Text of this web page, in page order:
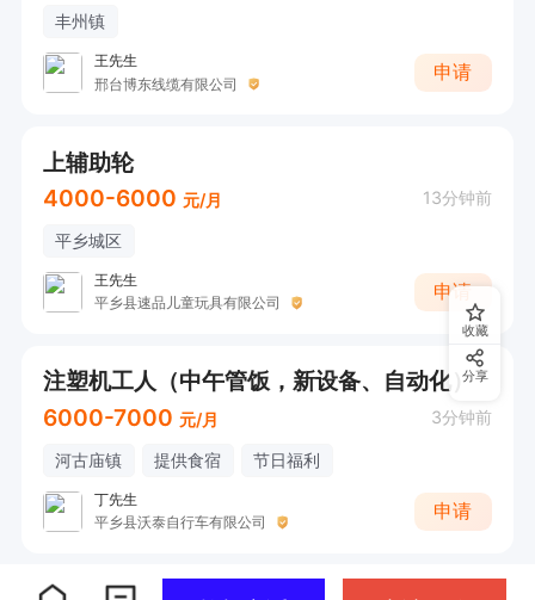
丰州镇
王先生
邢台博东线缆有限公司
申请
上辅助轮
4000-6000 元/月 13分钟前
平乡城区
王先生
平乡县速品儿童玩具有限公司
申请
注塑机工人（中午管饭，新设备、自动化）
6000-7000 元/月 3分钟前
河古庙镇 提供食宿 节日福利
丁先生
平乡县沃泰自行车有限公司
申请
收藏
分享